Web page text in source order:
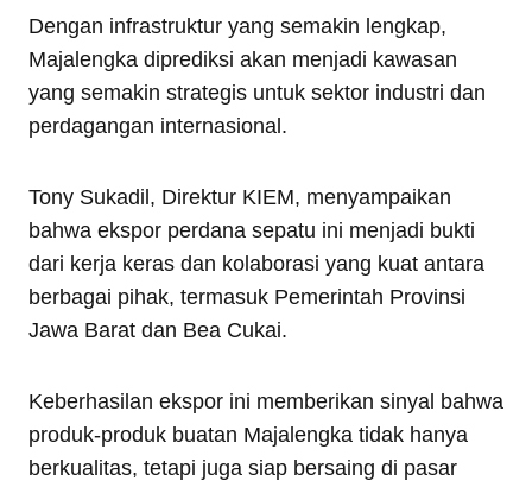
Dengan infrastruktur yang semakin lengkap,
Majalengka diprediksi akan menjadi kawasan
yang semakin strategis untuk sektor industri dan
perdagangan internasional.
Tony Sukadil, Direktur KIEM, menyampaikan
bahwa ekspor perdana sepatu ini menjadi bukti
dari kerja keras dan kolaborasi yang kuat antara
berbagai pihak, termasuk Pemerintah Provinsi
Jawa Barat dan Bea Cukai.
Keberhasilan ekspor ini memberikan sinyal bahwa
produk-produk buatan Majalengka tidak hanya
berkualitas, tetapi juga siap bersaing di pasar